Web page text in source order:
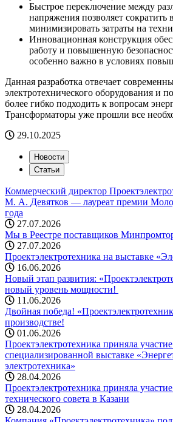
Быстрое переключение между
напряжения позволяет сократить
минимизировать затраты на
Инновационная конструкция
работу и повышенную
особенно важно в условиях
Данная разработка отвечает
электротехнического оборудования и
более гибко подходить к вопросам
Трансформаторы уже прошли все
29.10.2025
Новости
Статьи
Коммерческий директор
М. А. Девятков — лауреат премии
года
27.07.2026
Мы в Реестре поставщиков
27.07.2026
Проектэлектротехника на выставке
16.06.2026
Новый этап развития:
новый уровень мощности! ️
11.06.2026
Двойная победа!
производстве!
01.06.2026
Проектэлектротехника приняла
специализированной выставке
электротехника»
28.04.2026
Проектэлектротехника приняла
технического совета в Казани
28.04.2026